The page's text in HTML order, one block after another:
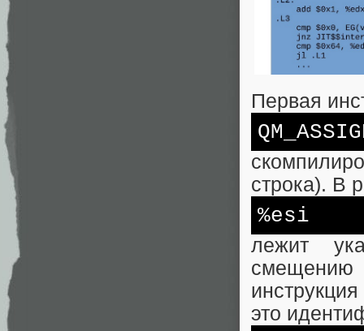
Первая
строка). В
%esi
лежит
это